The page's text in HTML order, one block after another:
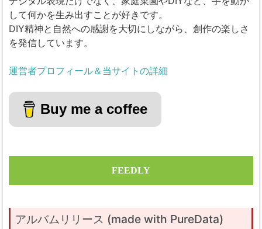
して何かを生み出すことが好きです。
DIY精神と自然への感謝を大切にしながら、創作の楽しさ
を発信しています。
運営者プロフィール＆当サイトの詳細
Buy me a coffee
FEEDLY
アルバムリリース (made with PureData)